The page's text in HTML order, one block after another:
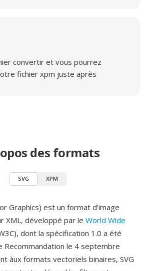
convertir et vous pourrez
fichier xpm juste après
des formats
SVG XPM
Graphics) est un format d'image
XML, développé par le World Wide
dont la spécification 1.0 a été
Recommandation le 4 septembre
àux formats vectoriels binaires, SVG